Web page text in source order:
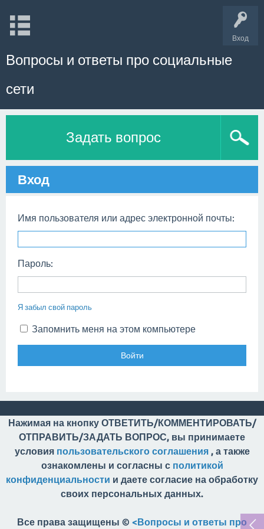
Вход
Вопросы и ответы про социальные
сети
Задать вопрос
Вход
Имя пользователя или адрес электронной почты:
Пароль:
Я забыл свой пароль
Запомнить меня на этом компьютере
Нажимая на кнопку ОТВЕТИТЬ/КОММЕНТИРОВАТЬ/
ОТПРАВИТЬ/ЗАДАТЬ ВОПРОС, вы принимаете
условия пользовательского соглашения, а также
ознакомлены и согласны с политикой
конфиденциальности и даете согласие на обработку
своих персональных данных.
Все права защищены © <Вопросы и ответы про